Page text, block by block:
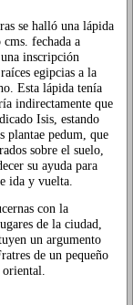
se halló una lápida
fechada a
inscripción
egipcias a la
Esta lápida tenía
indirectamente que
Isis, estando
plantae pedum, que
sobre el suelo,
su ayuda para
ida y vuelta.
con la
de la ciudad,
un argumento
de un pequeño